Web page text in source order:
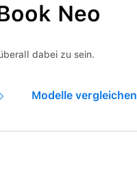
Neo
dabei zu sein.
Modelle vergleichen